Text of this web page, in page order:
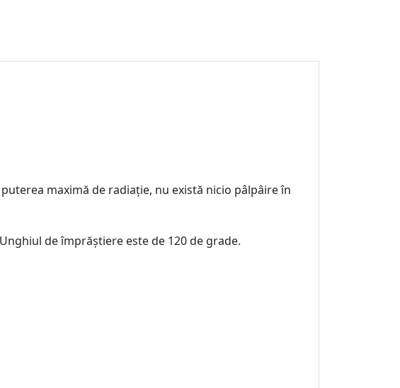
maximă de radiație, nu există nicio pâlpâire în
de împrăștiere este de 120 de grade.